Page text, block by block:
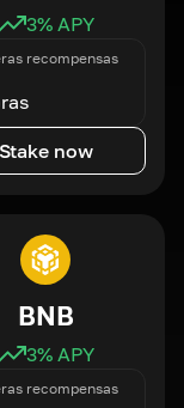
3% APY
recompensas
Stake now
BNB
3% APY
recompensas